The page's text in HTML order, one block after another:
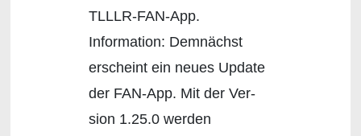
TLLLR-FAN-App.
Information: Demnächst
erscheint ein neues Update
der FAN-App. Mit der Ver-
sion 1.25.0 werden